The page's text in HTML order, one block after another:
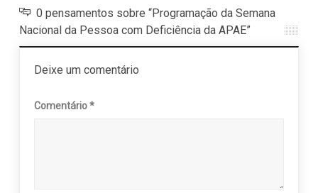
0 pensamentos sobre “Programação da Semana
Nacional da Pessoa com Deficiência da APAE”
Deixe um comentário
Comentário*